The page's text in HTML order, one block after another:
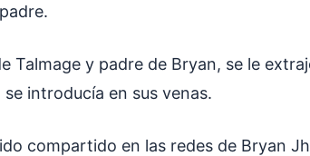
Talmage y padre de Bryan, se le
introducía en sus venas.
compartido en las redes de Bryan